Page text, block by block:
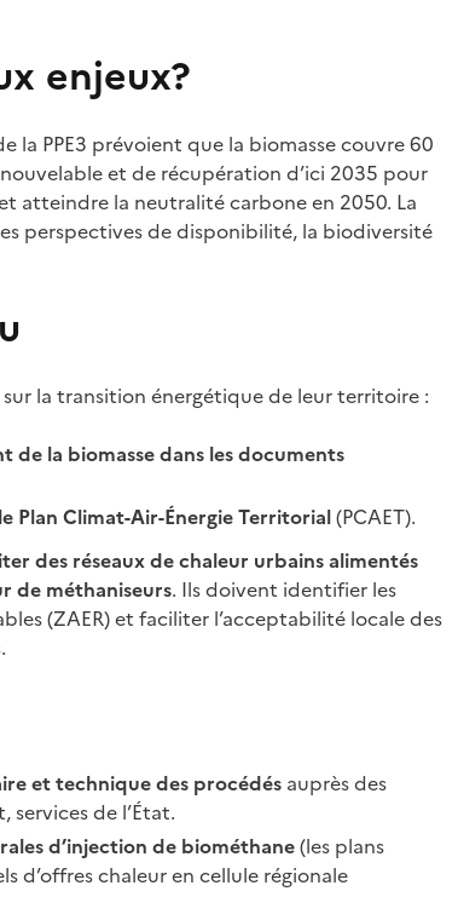
enjeux?
la PPE3 prévoient que la biomasse couvre 60
et de récupération d’ici 2035 pour
atteindre la neutralité carbone en 2050. La
perspectives de disponibilité, la biodiversité
la transition énergétique de leur territoire :
la biomasse dans les documents
Plan Climat-Air-Énergie Territorial(PCAET).
des réseaux de chaleur urbains alimentés
de méthaniseurs. Ils doivent identifier les
(ZAER) et faciliter l’acceptabilité locale des
et technique des procédés auprès des
de l’État.
d’injection de biométhane(les plans
d’offres chaleur en cellule régionale